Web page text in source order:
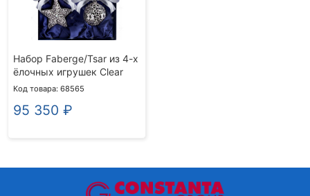
Набор Faberge/Tsar из 4-х
ёлочных игрушек Clear
Код товара: 68565
95 350 ₽